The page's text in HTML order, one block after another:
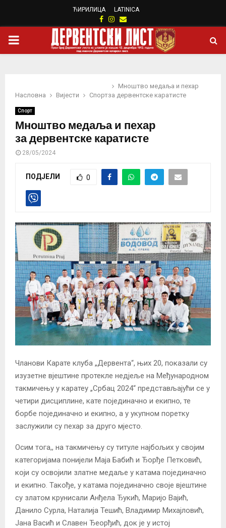
ЋИРИЛИЦА LATINICA
Facebook
Instagram
Email
PRIMARY
Насловна Вијести Спорт
Мноштво медаља и пехар
за дервентске каратисте
Спорт
Мноштво медаља и пехар
за дервентске каратисте
28/05/2024
ПОДЈЕЛИ 0
Чланови Карате клуба „Дервента“, њих 20, показали су
изузетне вјештине протекле недјеље на Међународном
такмичењу у каратеу „Србац 2024“ представљајући се у
четири дисциплине, кате појединачно и екипно, те
борбе појединачно и екипно, а у укупном поретку
заслужили су пехар за друго мјесто.
Осим тога,, на такмичењу су титуле најбољих у својим
категоријама понијели Маја Бабић и Ђорђе Петковић,
који су освојили златне медаље у катама појединачно
и екипно. Такође, у катама појединачно своје вјештине
су златом крунисали Анђела Ђукић, Маријо Вајић,
Данило Сурла, Наталија Тешић, Владимир Михајловић,
Јана Васић и Славен Ђеорђић, док је у истој